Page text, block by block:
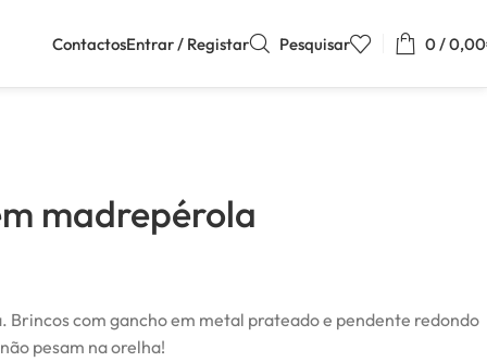
ContactosEntrar / Registar Pesquisar 0/0,00
madrepérola
Brincos com gancho em metal prateado e pendente redondo
pesam na orelha!